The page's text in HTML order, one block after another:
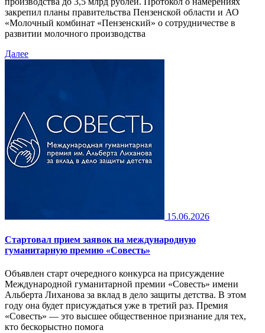
закрепил планы правительства Пензенской области и АО
«Молочный комбинат «Пензенский» о сотрудничестве в
развитии молочного производства
Далее
15.06.2026
Стартовал прием заявок на международную
гуманитарную премию «Совесть»
Объявлен старт очередного конкурса на присуждение
Международной гуманитарной премии «Совесть» имени
Альберта Лиханова за вклад в дело защиты детства. В этом
году она будет присуждаться уже в третий раз. Премия
«Совесть» — это высшее общественное признание для тех,
кто бескорыстно помога